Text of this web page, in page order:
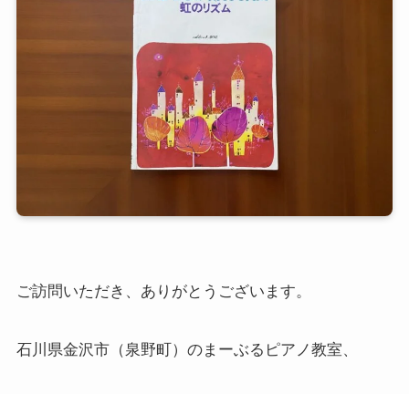
ご訪問いただき、ありがとうございます。
石川県金沢市（泉野町）のまーぶるピアノ教室、